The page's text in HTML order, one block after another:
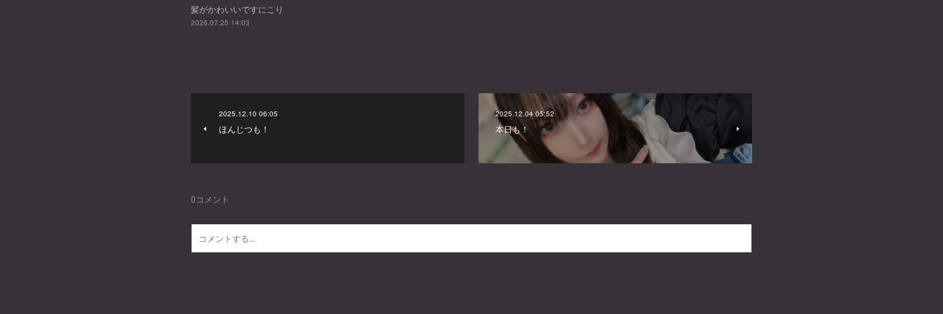
髪がかわいいですにこり
2026.07.25 14:03
2025.12.10 06:05
ほんじつも！
2025.12.04 05:52
本日も！
0コメント